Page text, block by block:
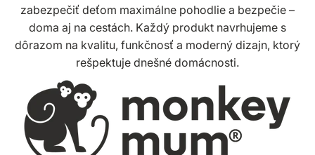
zabezpečiť deťom maximálne pohodlie a bezpečie –
doma aj na cestách. Každý produkt navrhujeme s
dôrazom na kvalitu, funkčnosť a moderný dizajn, ktorý
rešpektuje dnešné domácnosti.